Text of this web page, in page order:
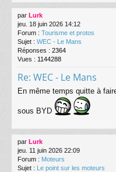
par Lurk
jeu. 18 juin 2026 14:12
Forum : Tourisme et protos
Sujet : WEC - Le Mans
Réponses : 2364
Vues : 1144288
Re: WEC - Le Mans
En même temps quitte à
sous BYD
par Lurk
jeu. 11 juin 2026 22:09
Forum : Moteurs
Sujet : Le point sur les moteurs